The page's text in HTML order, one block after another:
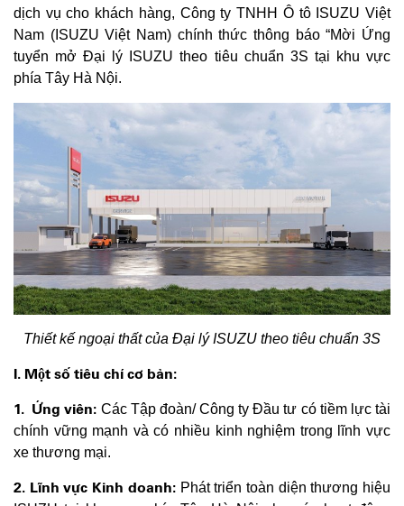
dịch vụ cho khách hàng, Công ty TNHH Ô tô ISUZU Việt
Nam (ISUZU Việt Nam) chính thức thông báo “Mời Ứng
tuyển mở Đại lý ISUZU theo tiêu chuẩn 3S tại khu vực
phía Tây Hà Nội.
Thiết kế ngoại thất của Đại lý ISUZU theo tiêu chuẩn 3S
I. Một số tiêu chí cơ bản:
1. Ứng viên: Các Tập đoàn/ Công ty Đầu tư có tiềm lực tài
chính vững mạnh và có nhiều kinh nghiệm trong lĩnh vực
xe thương mại.
2. Lĩnh vực Kinh doanh: Phát triển toàn diện thương hiệu